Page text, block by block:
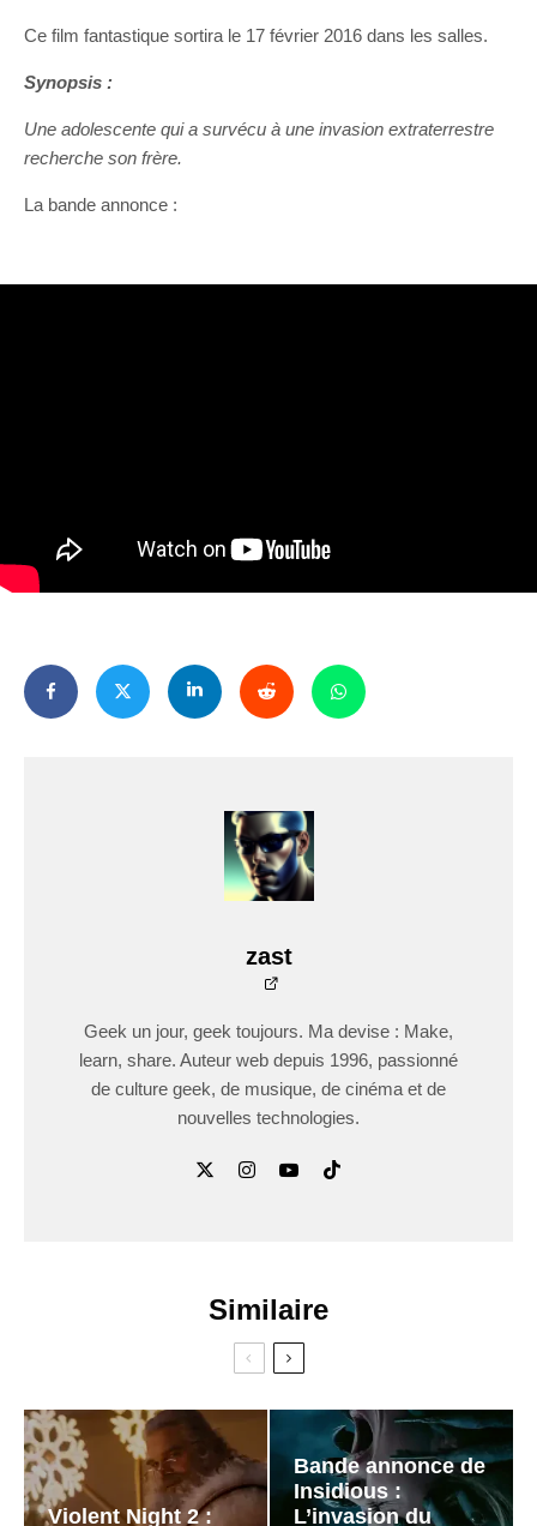
Ce film fantastique sortira le 17 février 2016 dans les salles.
Synopsis :
Une adolescente qui a survécu à une invasion extraterrestre
recherche son frère.
La bande annonce :
zast
Geek un jour, geek toujours. Ma devise : Make,
learn, share. Auteur web depuis 1996, passionné
de culture geek, de musique, de cinéma et de
nouvelles technologies.
Similaire
Violent Night 2 :
Bande annonce de
Insidious :
L’invasion du